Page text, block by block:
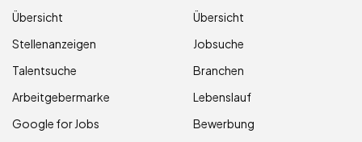
Übersicht
Stellenanzeigen
Talentsuche
Arbeitgebermarke
Google for Jobs
Übersicht
Jobsuche
Branchen
Lebenslauf
Bewerbung